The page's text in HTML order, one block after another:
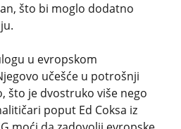
što bi moglo dodatno
u evropskom
učešće u potrošnji
što je dvostruko više nego
poput Ed Coksa iz